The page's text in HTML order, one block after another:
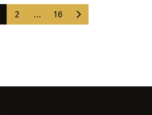
Sivu
2 … Sivu
16
Seuraava
sivu